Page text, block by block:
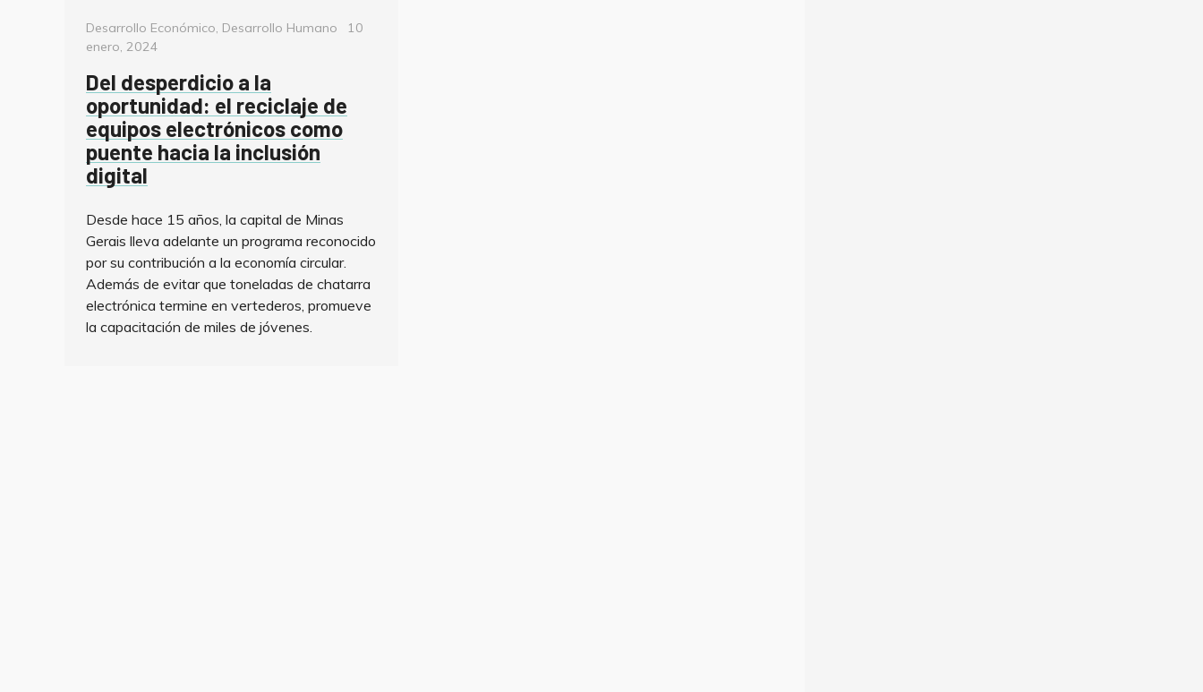
Categorías
Desarrollo Económico, Desarrollo Humano
Posted
10
enero, 2024
Del desperdicio a la
oportunidad: el reciclaje de
equipos electrónicos como
puente hacia la inclusión
digital
Desde hace 15 años, la capital de Minas
Gerais lleva adelante un programa reconocido
por su contribución a la economía circular.
Además de evitar que toneladas de chatarra
electrónica termine en vertederos, promueve
la capacitación de miles de jóvenes.